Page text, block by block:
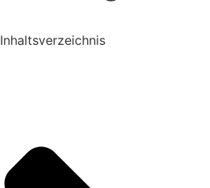
Inhaltsverzeichnis